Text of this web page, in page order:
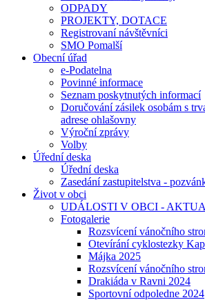
ODPADY
PROJEKTY, DOTACE
Registrovaní návštěvníci
SMO Pomalší
Obecní úřad
e-Podatelna
Povinné informace
Seznam poskytnutých informací
Doručování zásilek osobám s
adrese ohlašovny
Výroční zprávy
Volby
Úřední deska
Úřední deska
Zasedání zastupitelstva -
Život v obci
UDÁLOSTI V OBCI -
Fotogalerie
Rozsvícení vánočního
Otevírání cyklostezky
Májka 2025
Rozsvícení vánočního
Drakiáda v Ravni 2024
Sportovní odpoledne 2024